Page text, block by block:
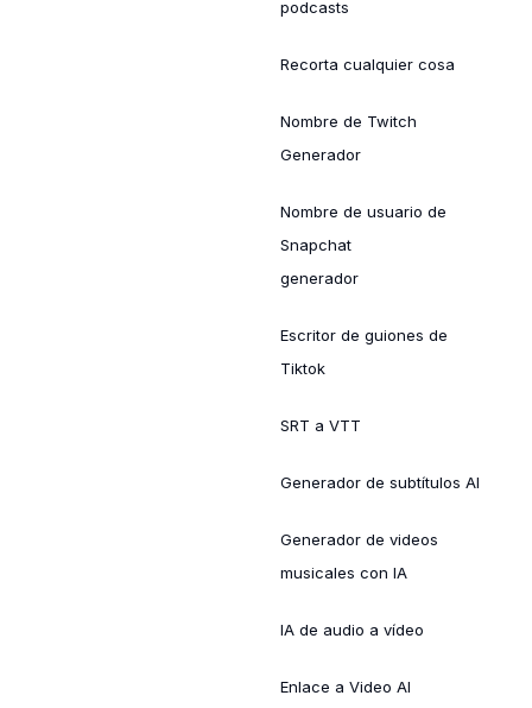
podcasts
Recorta cualquier cosa
Nombre de Twitch
Generador
Nombre de usuario de
Snapchat
generador
Escritor de guiones de
Tiktok
SRT a VTT
Generador de subtítulos AI
Generador de videos
musicales con IA
IA de audio a vídeo
Enlace a Video AI